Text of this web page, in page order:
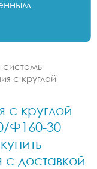
системы
с круглой
с круглой
Ф160-30
с доставкой